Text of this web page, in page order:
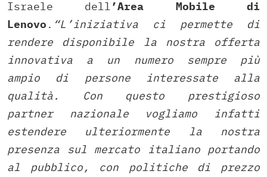
Israele dell’Area Mobile di
Lenovo . “L’iniziativa ci permette di
rendere disponibile la nostra offerta
innovativa a un numero sempre più
ampio di persone interessate alla
qualità. Con questo prestigioso
partner nazionale vogliamo infatti
estendere ulteriormente la nostra
presenza sul mercato italiano portando
al pubblico, con politiche di prezzo